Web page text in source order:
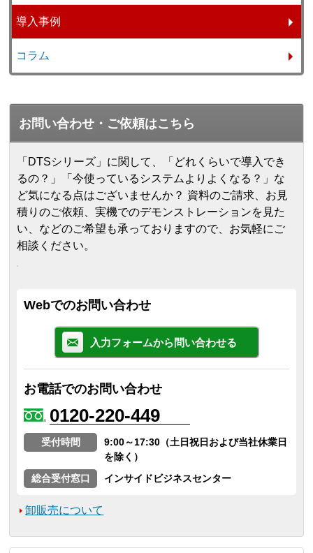
導入事例
コラム
お問い合わせ・ご依頼はこちら
「DTSシリーズ」に関して、「どれくらいで導入でき
るの？」「今使っているシステムよりよくなる？」な
ど気になる点はございませんか？ 資料のご請求、お見
積りのご依頼、実機でのデモンストレーションを見た
い、などのご希望も承っておりますので、お気軽にご
相談ください。
Webでのお問い合わせ
入力フォームから問い合わせる
お電話でのお問い合わせ
0120-220-449
受付時間
9:00～17:30（土日祝日および当社休業日
を除く）
総合受付窓口
インサイドビジネスセンター
卸販売について